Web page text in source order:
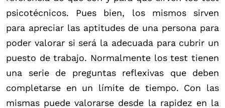
psicotécnicos. Pues bien, los mismos sirven
para apreciar las aptitudes de una persona para
poder valorar si será la adecuada para cubrir un
puesto de trabajo. Normalmente los test tienen
una serie de preguntas reflexivas que deben
completarse en un límite de tiempo. Con las
mismas puede valorarse desde la rapidez en la